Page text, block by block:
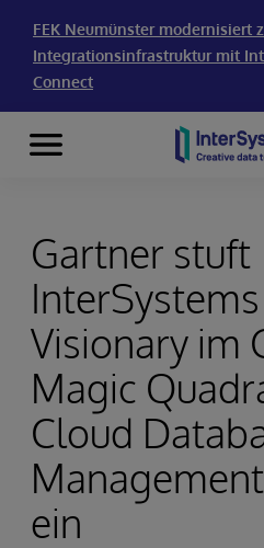
FEK Neumünster modernisiert
Integrationsinfrastruktur mit
Connect
Skip to content
Menu
Gartner stuft
Visionary im
Magic
Cloud
ein